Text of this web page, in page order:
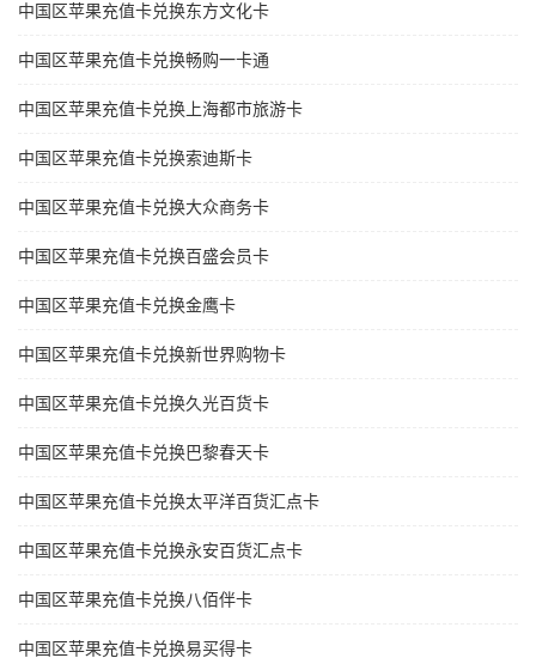
中国区苹果充值卡兑换东方文化卡
中国区苹果充值卡兑换畅购一卡通
中国区苹果充值卡兑换上海都市旅游卡
中国区苹果充值卡兑换索迪斯卡
中国区苹果充值卡兑换大众商务卡
中国区苹果充值卡兑换百盛会员卡
中国区苹果充值卡兑换金鹰卡
中国区苹果充值卡兑换新世界购物卡
中国区苹果充值卡兑换久光百货卡
中国区苹果充值卡兑换巴黎春天卡
中国区苹果充值卡兑换太平洋百货汇点卡
中国区苹果充值卡兑换永安百货汇点卡
中国区苹果充值卡兑换八佰伴卡
中国区苹果充值卡兑换易买得卡